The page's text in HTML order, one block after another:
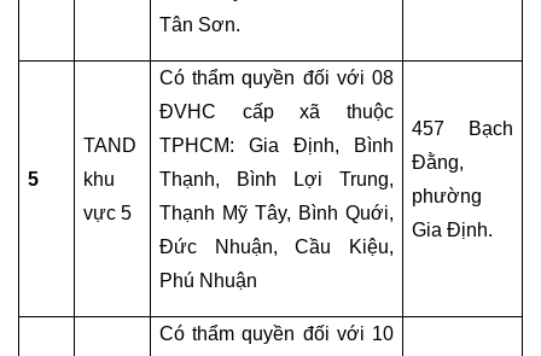
LUẬT
Tân Sơn.
5
TAND
khu
vực 5
Có thẩm quyền đối với 08
ĐVHC cấp xã thuộc
TPHCM: Gia Định, Bình
Thạnh, Bình Lợi Trung,
Thạnh Mỹ Tây, Bình Quới,
Đức Nhuận, Cầu Kiệu,
Phú Nhuận
457 Bạch
Đằng,
phường
Gia Định.
Có thẩm quyền đối với 10